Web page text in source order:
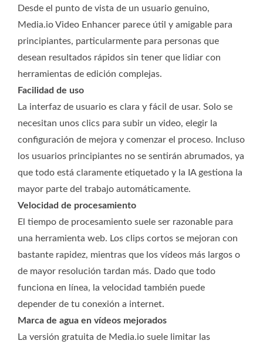
Desde el punto de vista de un usuario genuino,
Media.io Video Enhancer parece útil y amigable para
principiantes, particularmente para personas que
desean resultados rápidos sin tener que lidiar con
herramientas de edición complejas.
Facilidad de uso
La interfaz de usuario es clara y fácil de usar. Solo se
necesitan unos clics para subir un video, elegir la
configuración de mejora y comenzar el proceso. Incluso
los usuarios principiantes no se sentirán abrumados, ya
que todo está claramente etiquetado y la IA gestiona la
mayor parte del trabajo automáticamente.
Velocidad de procesamiento
El tiempo de procesamiento suele ser razonable para
una herramienta web. Los clips cortos se mejoran con
bastante rapidez, mientras que los vídeos más largos o
de mayor resolución tardan más. Dado que todo
funciona en línea, la velocidad también puede
depender de tu conexión a internet.
Marca de agua en vídeos mejorados
La versión gratuita de Media.io suele limitar las